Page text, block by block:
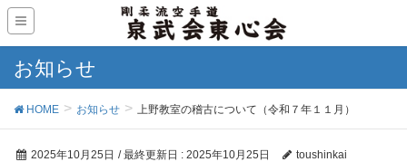
お知らせ
HOME お知らせ 上野教室の稽古について（令和７年１１月）
2025年10月25日 / 最終更新日 : 2025年10月25日
toushinkai